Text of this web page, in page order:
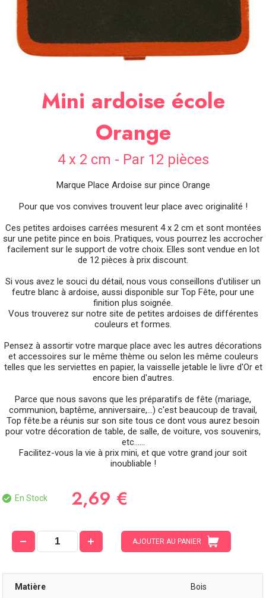
SOIRÉE
OCCASIONS
SPÉCIALES
Mini ardoise école
Orange
4 x 2 cm - Par 12 pièces
Marque Place Ardoise sur pince Orange
Pour que vos convives trouvent leur place avec originalité !
Ces petites ardoises carrées mesurent 4 x 2 cm et sont montées
sur une petite pince en bois. Pratiques, vous pourrez les accrocher
facilement sur le support de votre choix. Elles sont vendue en lot
de 12 pièces à prix discount.
Si vous avez le souci du détail, nous vous conseillons d'utiliser un
feutre blanc à ardoise, aussi disponible sur Top Fête, pour une
finition plus soignée.
Vous trouverez sur notre site de petites ardoises de différentes
couleurs et formes.
Pensez à assortir votre marque place avec les autres décorations
et accessoires sur le même thème ou selon les même couleurs
telles que les serviettes en papier, la vaisselle jetable le livre d'Or et
encore bien d'autres.
Parce que nous savons que les préparatifs de fête (mariage,
communion, baptême, anniversaire,...) c'est beaucoup de travail,
Top fête.be a réunis sur son site tous ce dont vous aurez besoin
pour votre décoration de table, de salle, de voiture, vos souvenirs,
etc......
Facilitez-vous la vie à prix mini, et que votre grand jour soit
inoubliable !
En Stock 2,69 €
AJOUTER AU PANIER
Matière Bois